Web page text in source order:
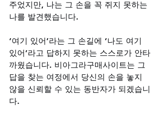
주었지만, 나는 그 손을 꼭 쥐지 못하는
나를 발견했습니다.
‘여기 있어’라는 그 손길에 ‘나도 여기
있어’라고 답하지 못하는 스스로가 안타
까웠습니다. 비아그라구매사이트는 그
답을 찾는 여정에서 당신의 손을 놓지
않을 신뢰할 수 있는 동반자가 되겠습니
다.